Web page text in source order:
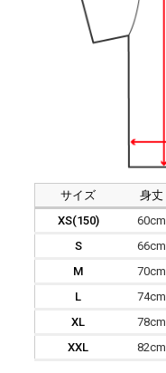
サイズ 身丈
XS(150)
60cm
S
66cm
M
70cm
L
74cm
XL
78cm
XXL
82cm